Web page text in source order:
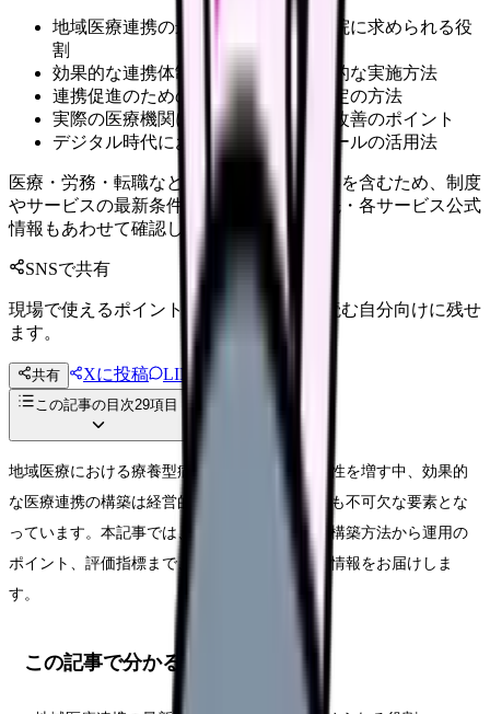
地域医療連携の最新動向と療養型病院に求められる役
割
効果的な連携体制の構築手順と具体的な実施方法
連携促進のための評価指標と効果測定の方法
実際の医療機関における成功事例と改善のポイント
デジタル時代における新しい連携ツールの活用法
医療・労務・転職など判断に影響する内容を含むため、制度
やサービスの最新条件は公的機関・勤務先・各サービス公式
情報もあわせて確認してください。
SNSで共有
現場で使えるポイントを、同僚やあとで読む自分向けに残せ
ます。
共有 Xに投稿 LINE
この記事の目次29項目
地域医療における療養型病院の役割が年々重要性を増す中、効果的
な医療連携の構築は経営的にも医療の質の面でも不可欠な要素とな
っています。本記事では、実践的な医療連携の構築方法から運用の
ポイント、評価指標まで、現場で即活用できる情報をお届けしま
す。
この記事で分かること